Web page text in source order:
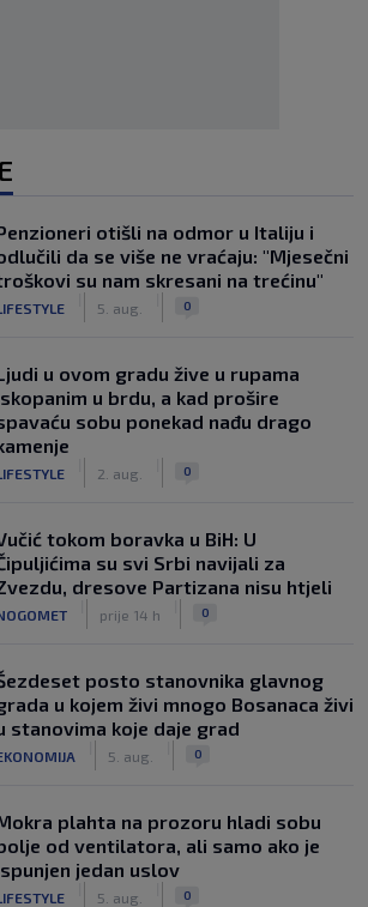
otišli na odmor u Italiju i
da se više ne vraćaju: "Mjesečni
su nam skresani na trećinu"
5. aug. 0
u ovom gradu žive u rupama
u brdu, a kad prošire
sobu ponekad nađu drago
2. aug. 0
tokom boravka u BiH: U
su svi Srbi navijali za
dresove Partizana nisu htjeli
prije 14 h 0
posto stanovnika glavnog
u kojem živi mnogo Bosanaca živi
stanovima koje daje grad
5. aug. 0
plahta na prozoru hladi sobu
od ventilatora, ali samo ako je
jedan uslov
5. aug. 0